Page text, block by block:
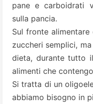
pane e carboidrati
sulla pancia.
Sul fronte
zuccheri semplici,
dieta, durante tutto
alimenti che
Si tratta di un
abbiamo bisogno in